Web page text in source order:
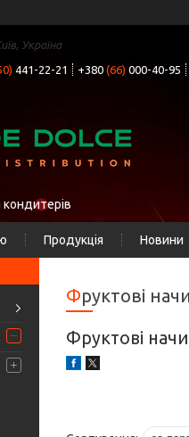
Україна
441-22-21 +380 (66) 000-40-95
кондитерів
Продукція Новини
Фруктові
Фруктові